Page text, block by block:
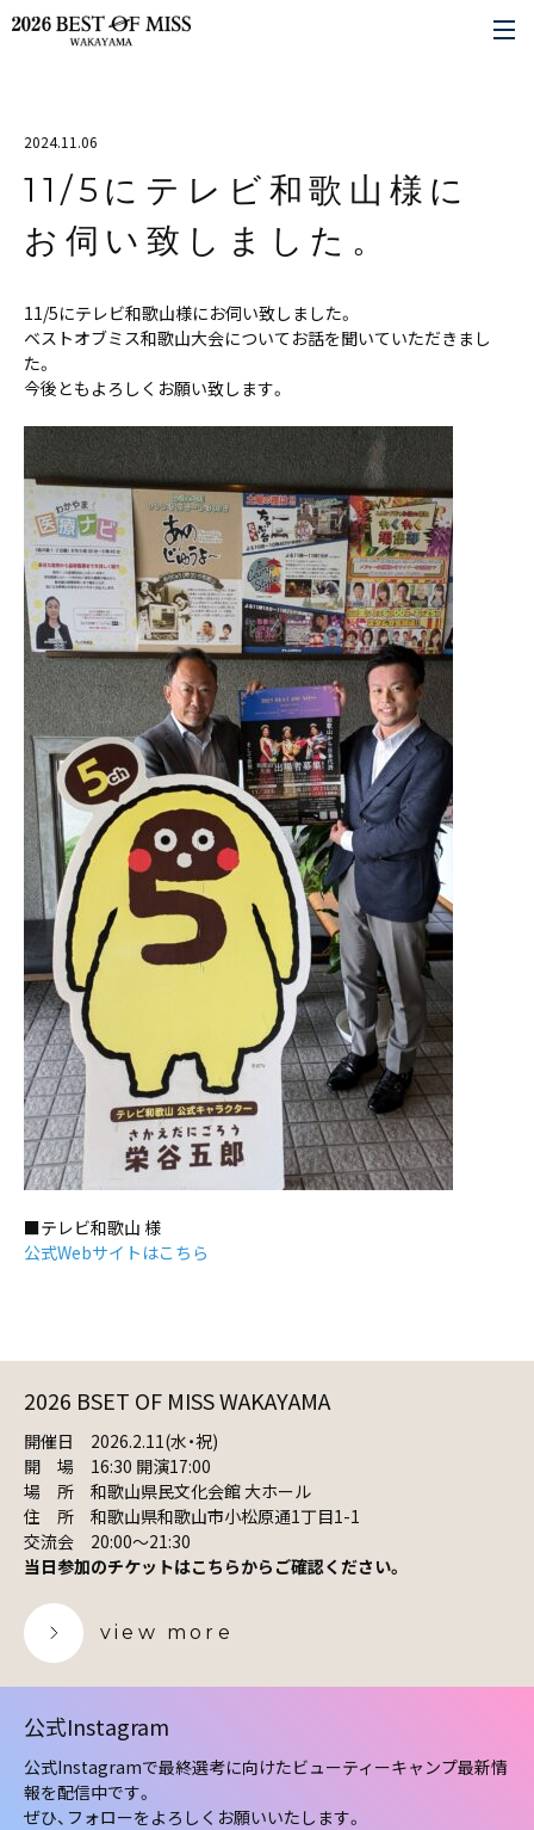
2024.11.06
11/5にテレビ和歌山様に
お伺い致しました。
11/5にテレビ和歌山様にお伺い致しました。
ベストオブミス和歌山大会についてお話を聞いていただきまし
た。
今後ともよろしくお願い致します。
■テレビ和歌山 様
公式Webサイトはこちら
2026 BSET OF MISS WAKAYAMA
開催日 2026.2.11(水・祝)
開 場 16:30 開演17:00
場 所 和歌山県民文化会館 大ホール
住 所 和歌山県和歌山市小松原通1丁目1-1
交流会 20:00〜21:30
当日参加のチケットはこちらからご確認ください。
view more
公式Instagram
公式Instagramで最終選考に向けたビューティーキャンプ最新情
報を配信中です。
ぜひ、フォローをよろしくお願いいたします。